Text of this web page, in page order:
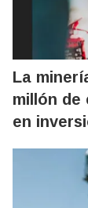
La
millón de
en